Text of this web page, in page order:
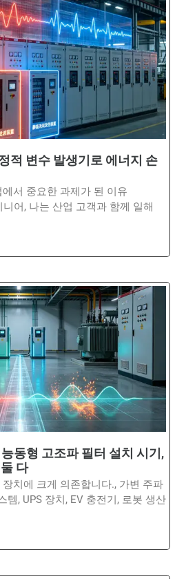
적 변수 발생기로 에너지 손
서 중요한 과제가 된 이유
어, 나는 산업 고객과 함께 일해
동형 고조파 필터 설치 시기,
다
치에 크게 의존합니다., 가변 주파
템, UPS 장치, EV 충전기, 로봇 생산